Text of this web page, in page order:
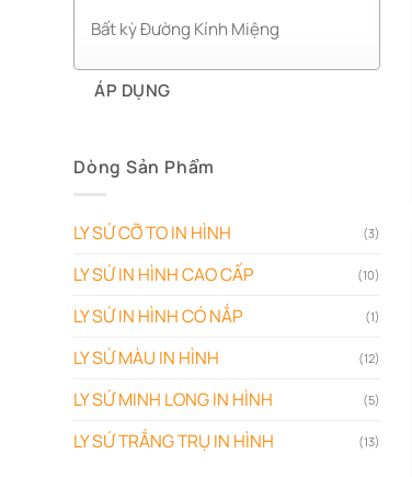
ÁP DỤNG
Dòng Sản Phẩm
LY SỨ CỠ TO IN HÌNH (3)
LY SỨ IN HÌNH CAO CẤP (10)
LY SỨ IN HÌNH CÓ NẮP (1)
LY SỨ MÀU IN HÌNH (12)
LY SỨ MINH LONG IN HÌNH (5)
LY SỨ TRẮNG TRỤ IN HÌNH (13)